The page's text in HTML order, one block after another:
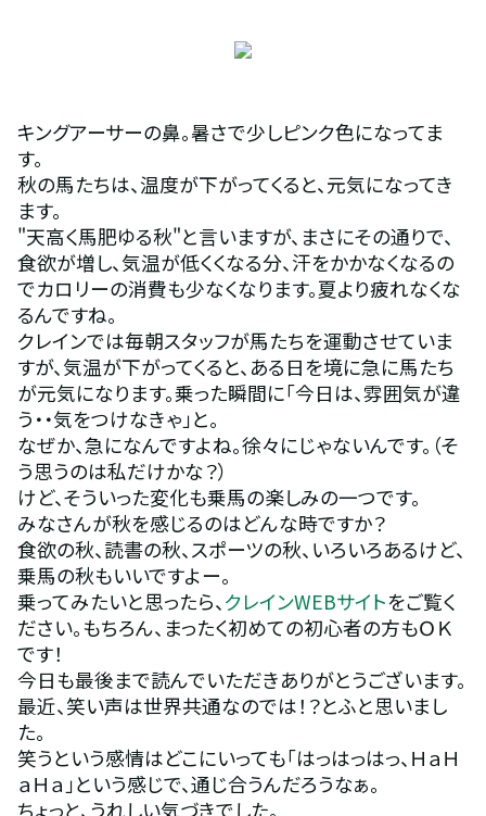
キングアーサーの鼻。暑さで少しピンク色になってま
す。
秋の馬たちは、温度が下がってくると、元気になってき
ます。
"天高く馬肥ゆる秋"と言いますが、まさにその通りで、
食欲が増し、気温が低くくなる分、汗をかかなくなるの
でカロリーの消費も少なくなります。夏より疲れなくな
るんですね。
クレインでは毎朝スタッフが馬たちを運動させていま
すが、気温が下がってくると、ある日を境に急に馬たち
が元気になります。乗った瞬間に「今日は、雰囲気が違
う・・気をつけなきゃ」と。
なぜか、急になんですよね。徐々にじゃないんです。（そ
う思うのは私だけかな？）
けど、そういった変化も乗馬の楽しみの一つです。
みなさんが秋を感じるのはどんな時ですか？
食欲の秋、読書の秋、スポーツの秋、いろいろあるけど、
乗馬の秋もいいですよー。
乗ってみたいと思ったら、クレインWEBサイトをご覧く
ださい。もちろん、まったく初めての初心者の方もＯＫ
です！
今日も最後まで読んでいただきありがとうございます。
最近、笑い声は世界共通なのでは！？とふと思いまし
た。
笑うという感情はどこにいっても「はっはっはっ、ＨａＨ
ａＨａ」という感じで、通じ合うんだろうなぁ。
ちょっと、うれしい気づきでした。